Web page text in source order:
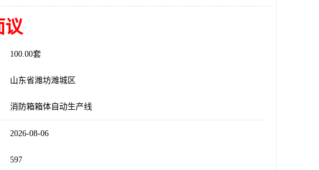
议
100.00套
山东省潍坊潍城区
消防箱箱体自动生产线
2026-08-06
597